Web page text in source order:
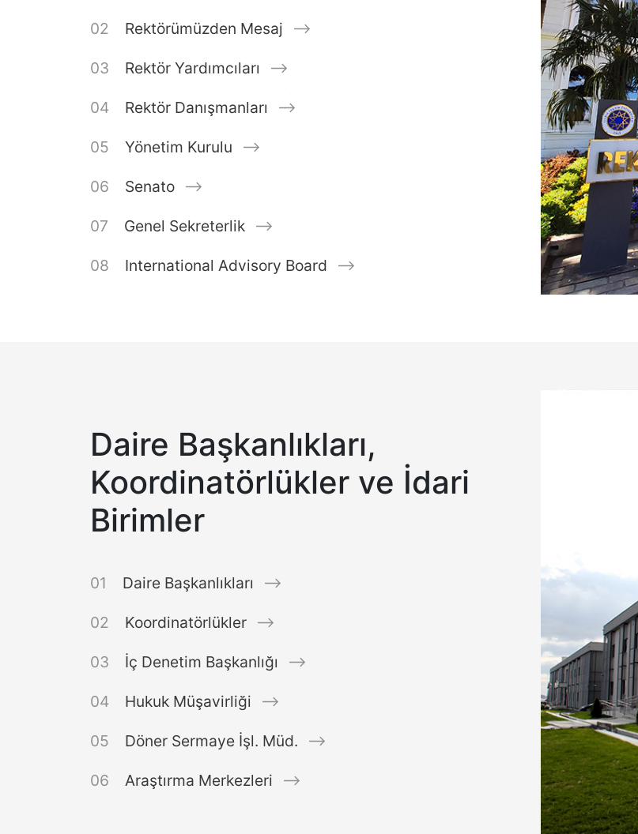
Rektörümüzden Mesaj
Rektör Yardımcıları
Rektör Danışmanları
Yönetim Kurulu
Senato
Genel Sekreterlik
International Advisory Board
Daire Başkanlıkları,
Koordinatörlükler ve İdari
Birimler
Daire Başkanlıkları
Koordinatörlükler
İç Denetim Başkanlığı
Hukuk Müşavirliği
Döner Sermaye İşl. Müd.
Araştırma Merkezleri